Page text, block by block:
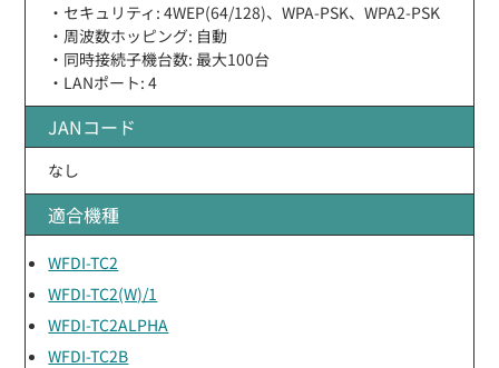
・セキュリティ: 4WEP(64/128)、WPA-PSK、WPA2-PSK
・周波数ホッピング: 自動
・同時接続子機台数: 最大100台
・LANポート: 4
JANコード
なし
適合機種
WFDI-TC2
WFDI-TC2(W)/1
WFDI-TC2ALPHA
WFDI-TC2B